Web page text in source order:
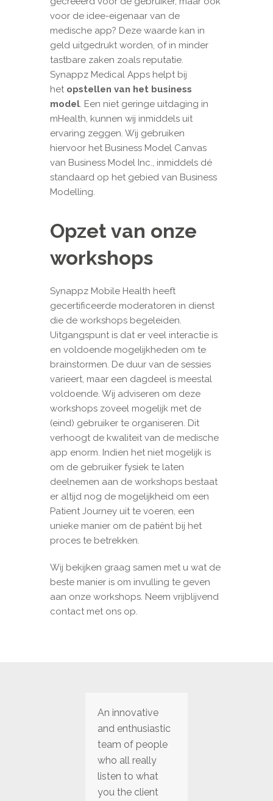
voor de idee-eigenaar van de
medische app? Deze waarde kan in
geld uitgedrukt worden, of in minder
tastbare zaken zoals reputatie.
Synappz Medical Apps helpt bij
het opstellen van het business
model. Een niet geringe uitdaging in
mHealth, kunnen wij inmiddels uit
ervaring zeggen. Wij gebruiken
hiervoor het Business Model Canvas
van Business Model Inc., inmiddels dé
standaard op het gebied van Business
Modelling.
Opzet van onze
workshops
Synappz Mobile Health heeft
gecertificeerde moderatoren in dienst
die de workshops begeleiden.
Uitgangspunt is dat er veel interactie is
en voldoende mogelijkheden om te
brainstormen. De duur van de sessies
varieert, maar een dagdeel is meestal
voldoende. Wij adviseren om deze
workshops zoveel mogelijk met de
(eind) gebruiker te organiseren. Dit
verhoogt de kwaliteit van de medische
app enorm. Indien het niet mogelijk is
om de gebruiker fysiek te laten
deelnemen aan de workshops bestaat
er altijd nog de mogelijkheid om een
Patient Journey uit te voeren, een
unieke manier om de patiënt bij het
proces te betrekken.
Wij bekijken graag samen met u wat de
beste manier is om invulling te geven
aan onze workshops. Neem vrijblijvend
contact met ons op.
An innovative
and enthusiastic
team of people
who all really
listen to what
you the client